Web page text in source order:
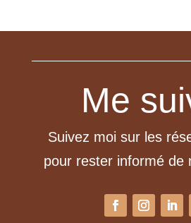
Me
Suivez moi sur les
pour rester informé de